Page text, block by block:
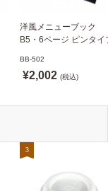
洋風メニューブック
B5・6ページ ピンタイ
ニュー6P えいむ(Aim)
BB-502
¥2,002 (税込)